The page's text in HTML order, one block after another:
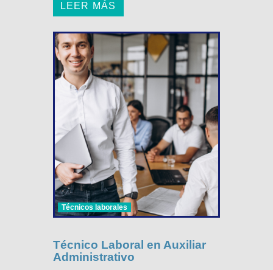
LEER MÁS
Técnicos laborales
Técnico Laboral en Auxiliar
Administrativo